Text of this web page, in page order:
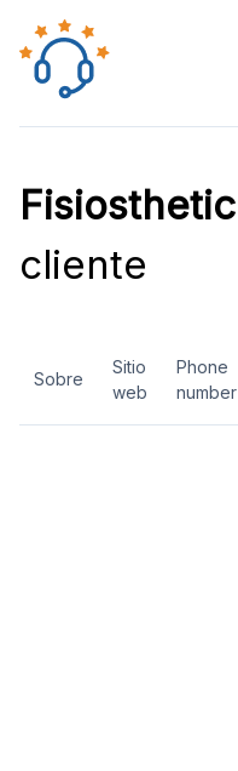
Fisiosthetic
cliente
Sobre
Sitio
web
Phone
number